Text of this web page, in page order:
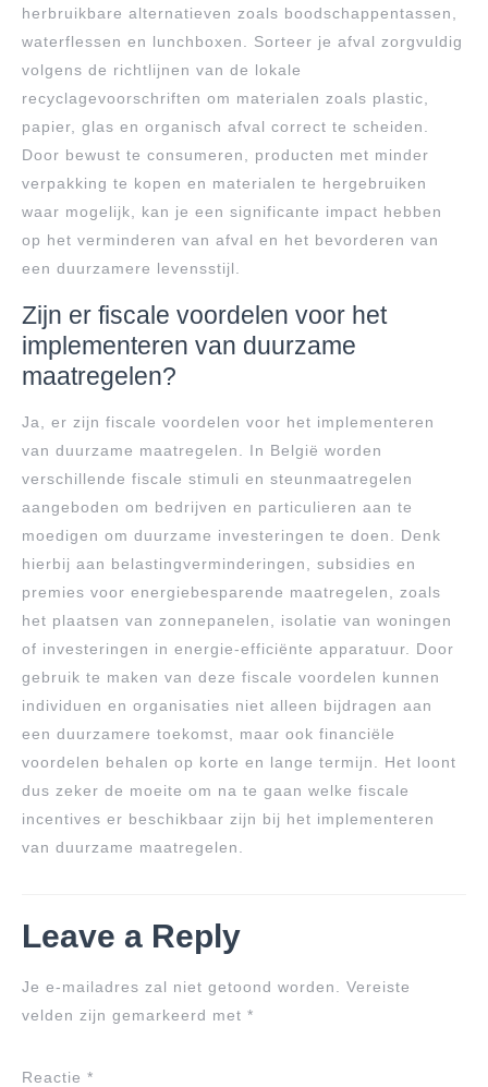
herbruikbare alternatieven zoals boodschappentassen,
waterflessen en lunchboxen. Sorteer je afval zorgvuldig
volgens de richtlijnen van de lokale
recyclagevoorschriften om materialen zoals plastic,
papier, glas en organisch afval correct te scheiden.
Door bewust te consumeren, producten met minder
verpakking te kopen en materialen te hergebruiken
waar mogelijk, kan je een significante impact hebben
op het verminderen van afval en het bevorderen van
een duurzamere levensstijl.
Zijn er fiscale voordelen voor het
implementeren van duurzame
maatregelen?
Ja, er zijn fiscale voordelen voor het implementeren
van duurzame maatregelen. In België worden
verschillende fiscale stimuli en steunmaatregelen
aangeboden om bedrijven en particulieren aan te
moedigen om duurzame investeringen te doen. Denk
hierbij aan belastingverminderingen, subsidies en
premies voor energiebesparende maatregelen, zoals
het plaatsen van zonnepanelen, isolatie van woningen
of investeringen in energie-efficiënte apparatuur. Door
gebruik te maken van deze fiscale voordelen kunnen
individuen en organisaties niet alleen bijdragen aan
een duurzamere toekomst, maar ook financiële
voordelen behalen op korte en lange termijn. Het loont
dus zeker de moeite om na te gaan welke fiscale
incentives er beschikbaar zijn bij het implementeren
van duurzame maatregelen.
Leave a Reply
Je e-mailadres zal niet getoond worden.
Vereiste
velden zijn gemarkeerd met *
Reactie *